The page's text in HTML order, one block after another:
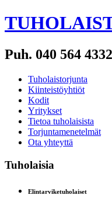
Puh. 040 564 4332
Tuholaistorjunta
Kiinteistöyhtiöt
Kodit
Yritykset
Tietoa tuholaisista
Torjuntamenetelmät
Ota yhteyttä
Tuholaisia
Elintarviketuholaiset